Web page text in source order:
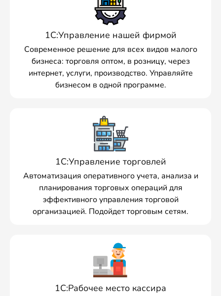
1С:Управление нашей фирмой
Современное решение для всех видов малого
бизнеса: торговля оптом, в розницу, через
интернет, услуги, производство. Управляйте
бизнесом в одной программе.
1С:Управление торговлей
Автоматизация оперативного учета, анализа и
планирования торговых операций для
эффективного управления торговой
организацией. Подойдет торговым сетям.
1С:Рабочее место кассира